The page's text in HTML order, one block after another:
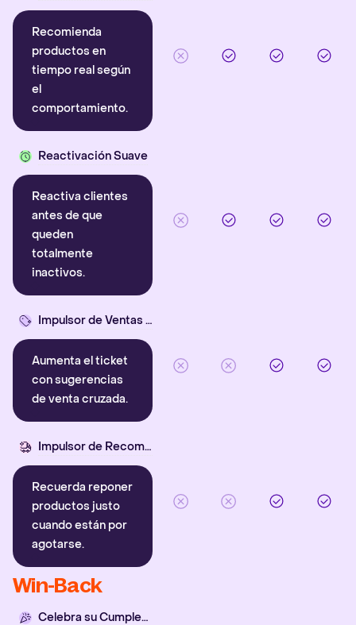
Recomienda
productos en
tiempo real según
el
comportamiento.
Reactivación Suave
Reactiva clientes
antes de que
queden
totalmente
inactivos.
Impulsor de Ventas Cruzadas
Aumenta el ticket
con sugerencias
de venta cruzada.
Impulsor de Recompra
Recuerda reponer
productos justo
cuando están por
agotarse.
Win-Back
Celebra su Cumpleaños